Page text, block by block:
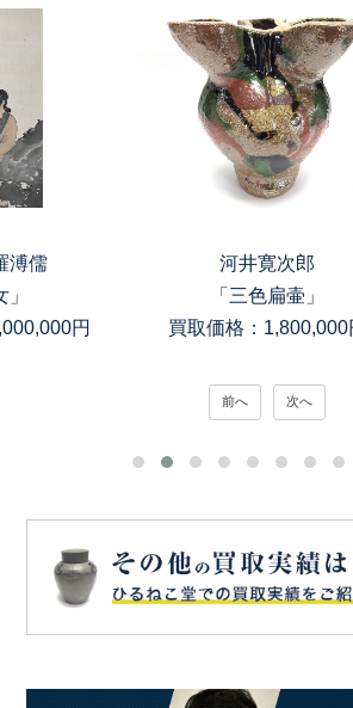
溥儒
円
河井寛次郎
「三色扁壷」
買取価格：1,800,000
前へ 次へ